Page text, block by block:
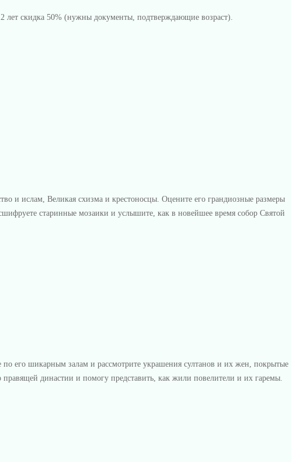
лет скидка 50% (нужны документы, подтверждающие возраст).
и ислам, Великая схизма и крестоносцы. Оцените его грандиозные размеры
старинные мозаики и услышите, как в новейшее время собор Святой
его шикарным залам и рассмотрите украшения султанов и их жен, покрытые
династии и помогу представить, как жили повелители и их гаремы.